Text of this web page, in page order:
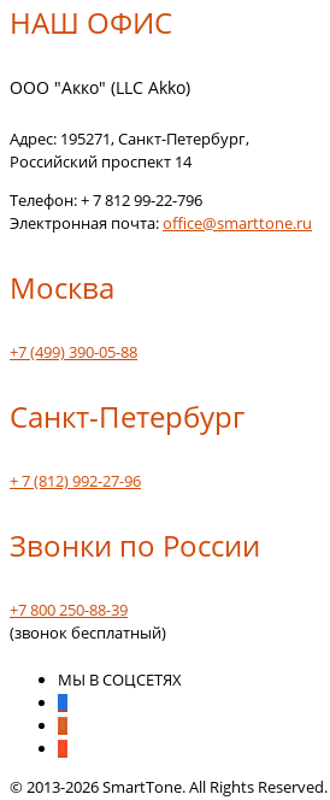
НАШ ОФИС
ООО "Акко" (LLC Akko)
Адрес: 195271,Санкт-Петербург,
Российский проспект 14
Телефон:+ 7 812 99-22-796
Электронная почта:office@smarttone.ru
Москва
+7 (499) 390-05-88
Санкт-Петербург
+ 7 (812) 992-27-96
Звонки по России
+7 800 250-88-39
(звонок бесплатный)
МЫ В СОЦСЕТЯХ
© 2013-2026 SmartTone. All Rights Reserved.